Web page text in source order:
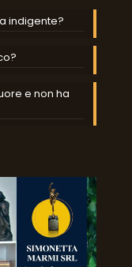
indigente?
e non ha